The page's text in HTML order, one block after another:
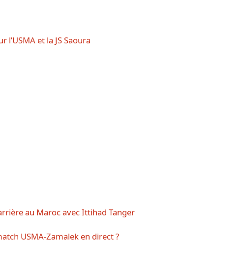
et la JS Saoura
au Maroc avec Ittihad Tanger
USMA-Zamalek en direct ?